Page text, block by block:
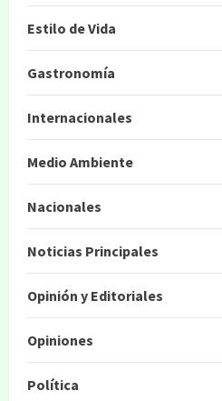
Estilo de Vida
Gastronomía
Internacionales
Medio Ambiente
Nacionales
Noticias Principales
Opinión y Editoriales
Opiniones
Política